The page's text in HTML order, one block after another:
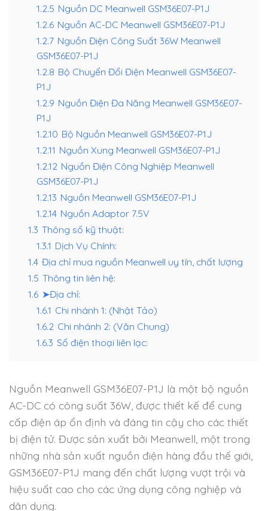
1.2.5 Nguồn DC Meanwell GSM36E07-P1J
1.2.6 Nguồn AC-DC Meanwell GSM36E07-P1J
1.2.7 Nguồn Điện Công Suất 36W Meanwell
GSM36E07-P1J
1.2.8 Bộ Chuyển Đổi Điện Meanwell GSM36E07-
P1J
1.2.9 Nguồn Điện Đa Năng Meanwell GSM36E07-
P1J
1.2.10 Bộ Nguồn Meanwell GSM36E07-P1J
1.2.11 Nguồn Xung Meanwell GSM36E07-P1J
1.2.12 Nguồn Điện Công Nghiệp Meanwell
GSM36E07-P1J
1.2.13 Nguồn Meanwell GSM36E07-P1J
1.2.14 Nguồn Adaptor 7.5V
1.3 Thông số kỹ thuật:
1.3.1 Dịch Vụ Chính:
1.4 Địa chỉ mua nguồn Meanwell uy tín, chất lượng
1.5 Thông tin liên hệ:
1.6 ➤Địa chỉ:
1.6.1 Chi nhánh 1: (Nhật Tảo)
1.6.2 Chi nhánh 2: (Văn Chung)
1.6.3 Số điện thoại liên lạc:
Nguồn Meanwell GSM36E07-P1J là một bộ nguồn
AC-DC có công suất 36W, được thiết kế để cung
cấp điện áp ổn định và đáng tin cậy cho các thiết
bị điện tử. Được sản xuất bởi Meanwell, một trong
những nhà sản xuất nguồn điện hàng đầu thế giới,
GSM36E07-P1J mang đến chất lượng vượt trội và
hiệu suất cao cho các ứng dụng công nghiệp và
dân dụng.